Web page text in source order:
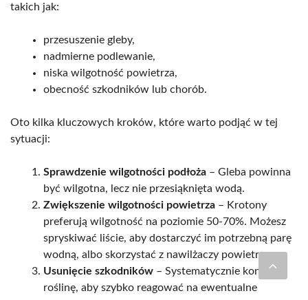
takich jak:
przesuszenie gleby,
nadmierne podlewanie,
niska wilgotność powietrza,
obecność szkodników lub chorób.
Oto kilka kluczowych kroków, które warto podjąć w tej
sytuacji:
Sprawdzenie wilgotności podłoża – Gleba powinna
być wilgotna, lecz nie przesiąknięta wodą.
Zwiększenie wilgotności powietrza – Krotony
preferują wilgotność na poziomie 50-70%. Możesz
spryskiwać liście, aby dostarczyć im potrzebną parę
wodną, albo skorzystać z nawilżaczy powietrza.
Usunięcie szkodników – Systematycznie kontroluj
roślinę, aby szybko reagować na ewentualne